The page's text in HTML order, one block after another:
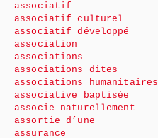
associatif
associatif culturel
associatif développé
association
associations
associations dites
associations humanitaires
associative baptisée
associe naturellement
assortie d’une
assurance